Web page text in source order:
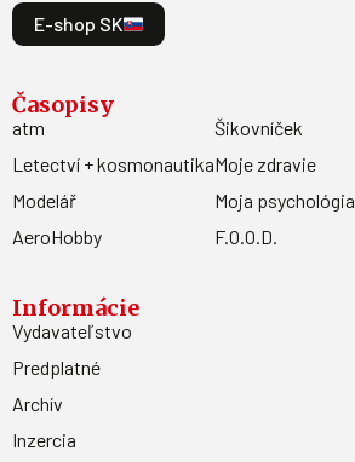
E-shop SK
Časopisy
atm
Letectví + kosmonautika
Modelář
AeroHobby
Šikovníček
Moje zdravie
Moja psychológia
F.O.O.D.
Informácie
Vydavateľstvo
Predplatné
Archív
Inzercia